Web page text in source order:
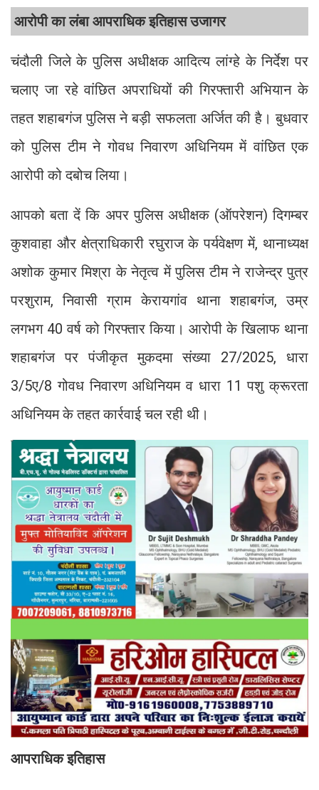
आरोपी का लंबा आपराधिक इतिहास उजागर
चंदौली जिले के पुलिस अधीक्षक आदित्य लांग्हे के निर्देश पर
चलाए जा रहे वांछित अपराधियों की गिरफ्तारी अभियान के
तहत शहाबगंज पुलिस ने बड़ी सफलता अर्जित की है। बुधवार
को पुलिस टीम ने गोवध निवारण अधिनियम में वांछित एक
आरोपी को दबोच लिया।
आपको बता दें कि अपर पुलिस अधीक्षक (ऑपरेशन) दिगम्बर
कुशवाहा और क्षेत्राधिकारी रघुराज के पर्यवेक्षण में, थानाध्यक्ष
अशोक कुमार मिश्रा के नेतृत्व में पुलिस टीम ने राजेन्द्र पुत्र
परशुराम, निवासी ग्राम केरायगांव थाना शहाबगंज, उम्र
लगभग 40 वर्ष को गिरफ्तार किया। आरोपी के खिलाफ थाना
शहाबगंज पर पंजीकृत मुकदमा संख्या 27/2025, धारा
3/5ए/8 गोवध निवारण अधिनियम व धारा 11 पशु क्रूरता
अधिनियम के तहत कार्रवाई चल रही थी।
आपराधिक इतिहास